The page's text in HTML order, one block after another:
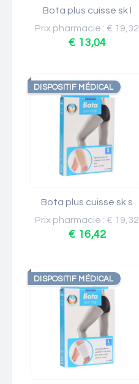
Bota plus cuisse sk l
Prix pharmacie : € 19,32
€ 13,04
DISPOSITIF MÉDICAL
Bota plus cuisse sk s
Prix pharmacie : € 19,32
€ 16,42
DISPOSITIF MÉDICAL